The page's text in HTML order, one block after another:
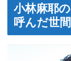
小林麻耶
呼んだ世